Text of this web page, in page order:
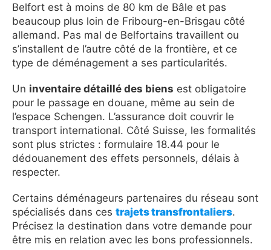
Belfort est à moins de 80 km de Bâle et pas
beaucoup plus loin de Fribourg-en-Brisgau côté
allemand. Pas mal de Belfortains travaillent ou
s’installent de l’autre côté de la frontière, et ce
type de déménagement a ses particularités.
Un inventaire détaillé des biens est obligatoire
pour le passage en douane, même au sein de
l’espace Schengen. L’assurance doit couvrir le
transport international. Côté Suisse, les formalités
sont plus strictes : formulaire 18.44 pour le
dédouanement des effets personnels, délais à
respecter.
Certains déménageurs partenaires du réseau sont
spécialisés dans ces trajets transfrontaliers.
Précisez la destination dans votre demande pour
être mis en relation avec les bons professionnels.